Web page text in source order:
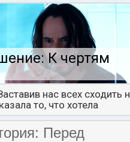
К чертям
нас всех сходить
то, что хотела
Перед